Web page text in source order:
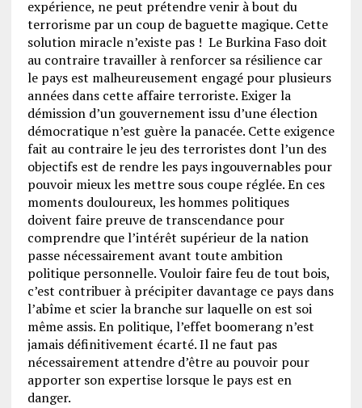
expérience, ne peut prétendre venir à bout du
terrorisme par un coup de baguette magique. Cette
solution miracle n’existe pas ! Le Burkina Faso doit
au contraire travailler à renforcer sa résilience car
le pays est malheureusement engagé pour plusieurs
années dans cette affaire terroriste. Exiger la
démission d’un gouvernement issu d’une élection
démocratique n’est guère la panacée. Cette exigence
fait au contraire le jeu des terroristes dont l’un des
objectifs est de rendre les pays ingouvernables pour
pouvoir mieux les mettre sous coupe réglée. En ces
moments douloureux, les hommes politiques
doivent faire preuve de transcendance pour
comprendre que l’intérêt supérieur de la nation
passe nécessairement avant toute ambition
politique personnelle. Vouloir faire feu de tout bois,
c’est contribuer à précipiter davantage ce pays dans
l’abîme et scier la branche sur laquelle on est soi
même assis. En politique, l’effet boomerang n’est
jamais définitivement écarté. Il ne faut pas
nécessairement attendre d’être au pouvoir pour
apporter son expertise lorsque le pays est en
danger.